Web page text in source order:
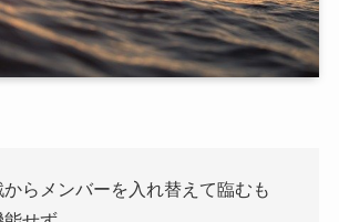
らメンバーを入れ替えて臨むも